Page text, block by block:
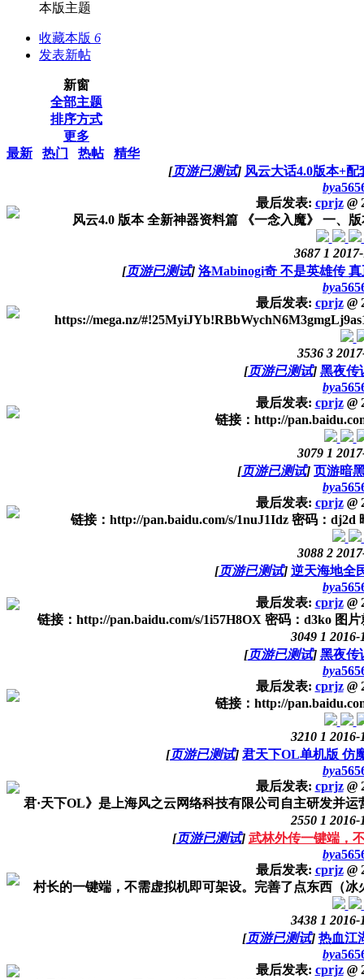
本版主题
收藏本版 6
发表新帖
新窗
全部主题
排序方式
更多
最新
热门 热帖
精华
[页游已测试] 风云大话4.0版本+
by
最后发表: cprjz @
风云4.0 版本 全新神器资料篇 《一念入魔》 一、
3687 1
[页游已测试] 洛Mabinogi奇 不是英雄传
by
最后发表: cprjz @
https://mega.nz/
3536 3
[页游已测试] 黑夜传
by
最后发表: cprjz @
链接：http://
3079 1
[页游已测试] 页游暗
by
最后发表: cprjz @
链接：http://pan.baidu.com/s/1nuJ1Idz 密码：
3088 2
[页游已测试] 逆天海地全
by
最后发表: cprjz @
链接：http://pan.baidu.com/s/1i57H8OX 密码：d3ko 图
3049 1 2016-
[页游已测试] 黑夜传
by
最后发表: cprjz @
链接：http://
3210 1 2016-
[页游已测试] 君天下OL单机版 仿
by
最后发表: cprjz @
君·天下OL》是上海风之云网络科技有限公司自主研发并
2550 1 2016-
[页游已测试] 武林外传一键端，
by
最后发表: cprjz @
村长的一键端，不需虚拟机即可架设。完善了点东西（
3438 1 2016-
[页游已测试] 热血江
by
最后发表: cprjz @